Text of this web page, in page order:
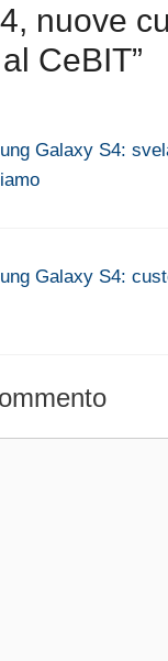
nuove
CeBIT”
Galaxy S4:
Galaxy S4: